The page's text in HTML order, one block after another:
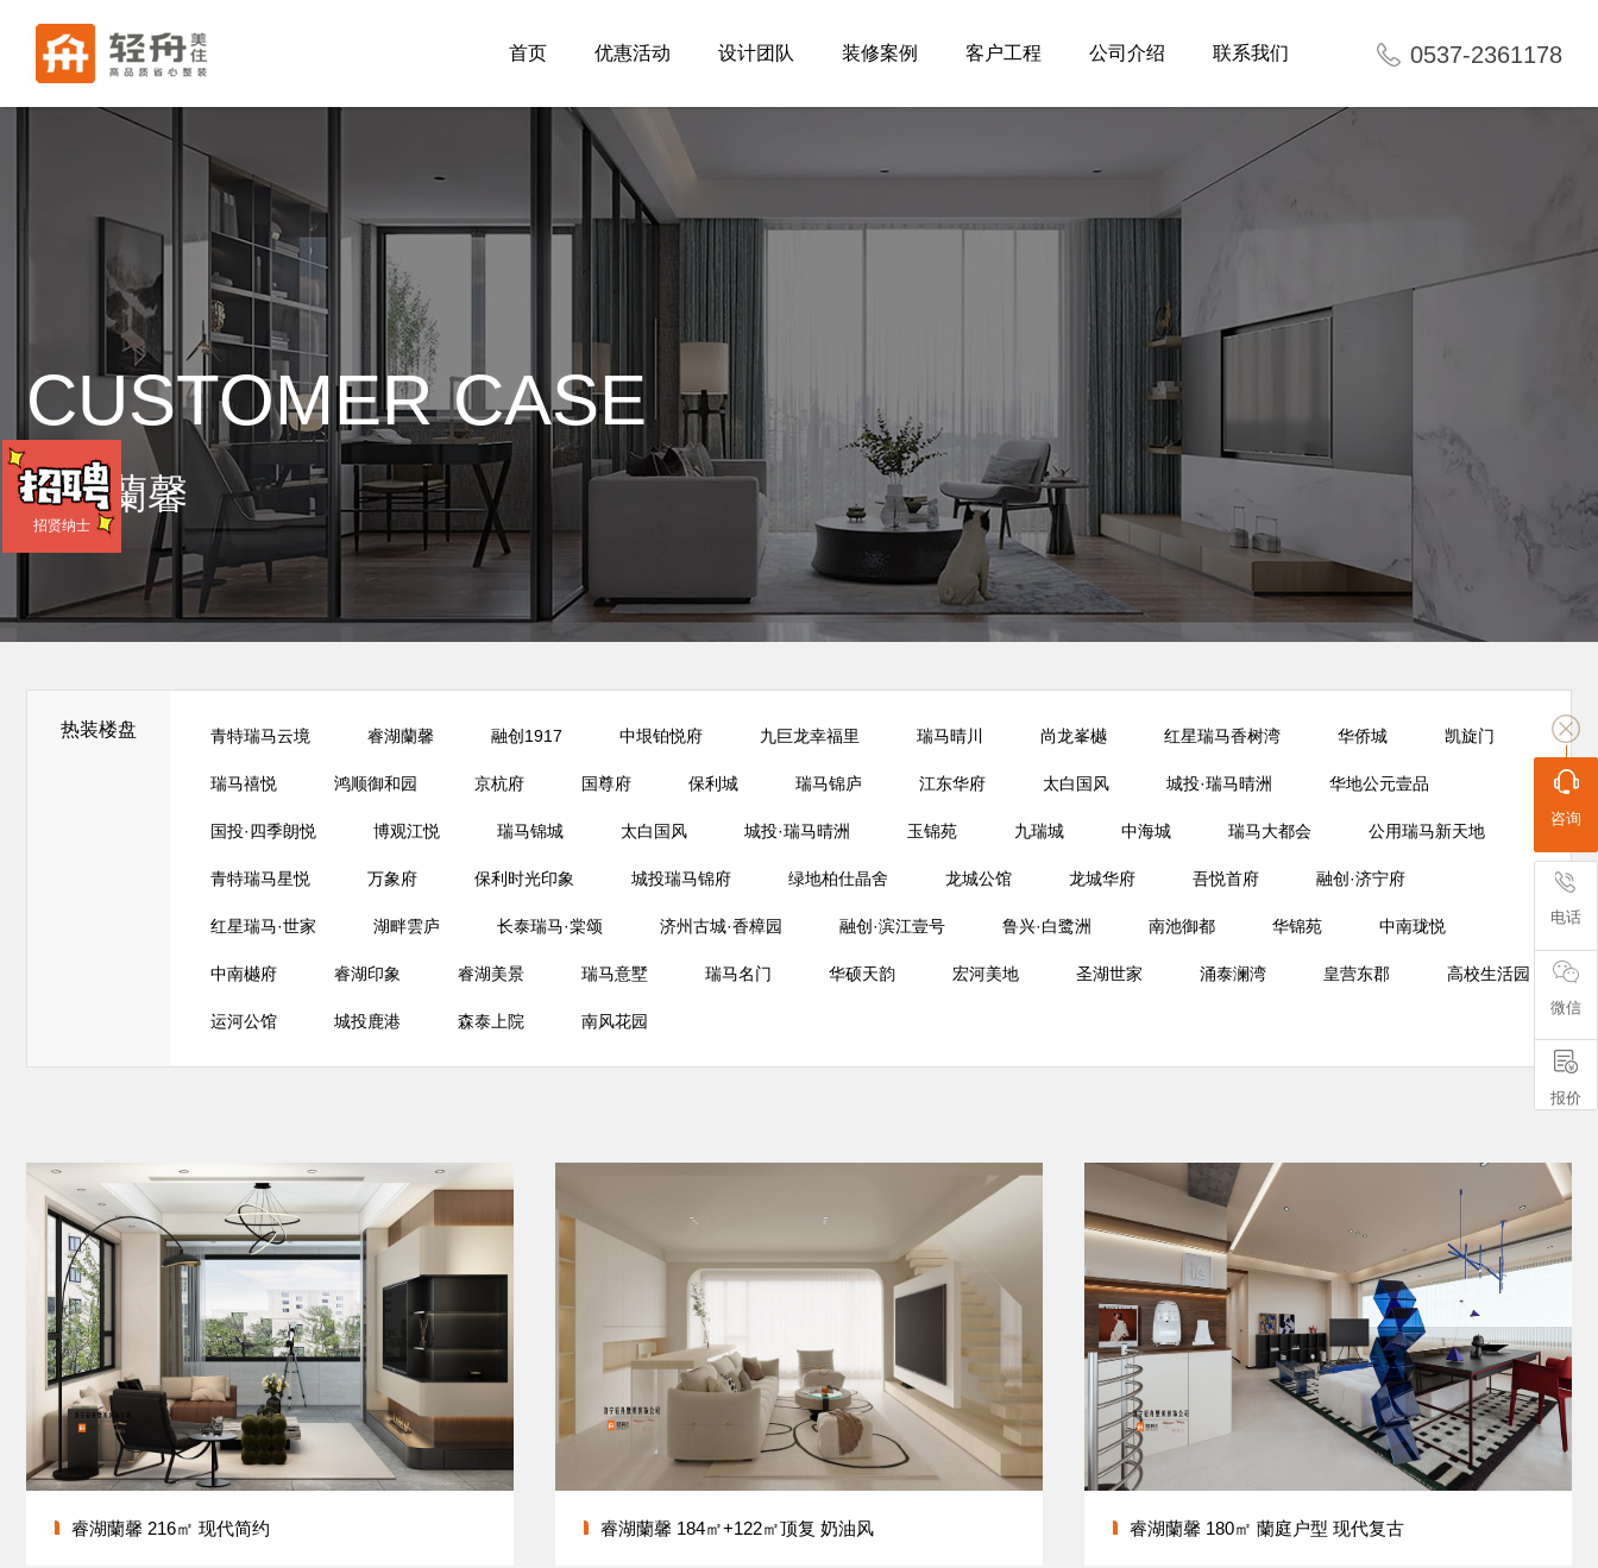
0537-2361178
首页 优惠活动 设计团队 装修案例 客户工程 公司介绍 联系我们
CUSTOMER CASE
睿湖蘭馨
热装楼盘 青特瑞马云境 睿湖蘭馨 融创1917 中垠铂悦府 九巨龙幸福里 瑞马晴川 尚龙峯樾 红星瑞马香树湾 华侨城 凯旋门
瑞马禧悦 鸿顺御和园 京杭府 国尊府 保利城 瑞马锦庐 江东华府 太白国风 城投·瑞马晴洲 华地公元壹品
国投·四季朗悦 博观江悦 瑞马锦城 太白国风 城投·瑞马晴洲 玉锦苑 九瑞城 中海城 瑞马大都会 公用瑞马新天地
青特瑞马星悦 万象府 保利时光印象 城投瑞马锦府 绿地柏仕晶舍 龙城公馆 龙城华府 吾悦首府 融创·济宁府
红星瑞马·世家 湖畔雲庐 长泰瑞马·棠颂 济州古城·香樟园 融创·滨江壹号 鲁兴·白鹭洲 南池御都 华锦苑 中南珑悦
中南樾府 睿湖印象 睿湖美景 瑞马意墅 瑞马名门 华硕天韵 宏河美地 圣湖世家 涌泰澜湾 皇营东郡 高校生活园
运河公馆 城投鹿港 森泰上院 南风花园
睿湖蘭馨 216㎡ 现代简约 睿湖蘭馨 184㎡+122㎡顶复 奶油风 睿湖蘭馨 180㎡ 蘭庭户型 现代复古
招贤纳士
咨询
电话
微信
报价